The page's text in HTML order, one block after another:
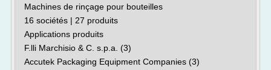
Machines de rinçage pour bouteilles
16 sociétés | 27 produits
Applications produits
F.lli Marchisio & C. s.p.a. (3)
Accutek Packaging Equipment Companies (3)